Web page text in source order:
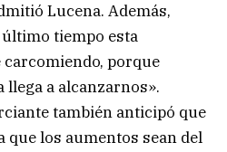
Lucena. Además,
tiempo esta
porque
a alcanzarnos».
también anticipó que
que los aumentos sean del